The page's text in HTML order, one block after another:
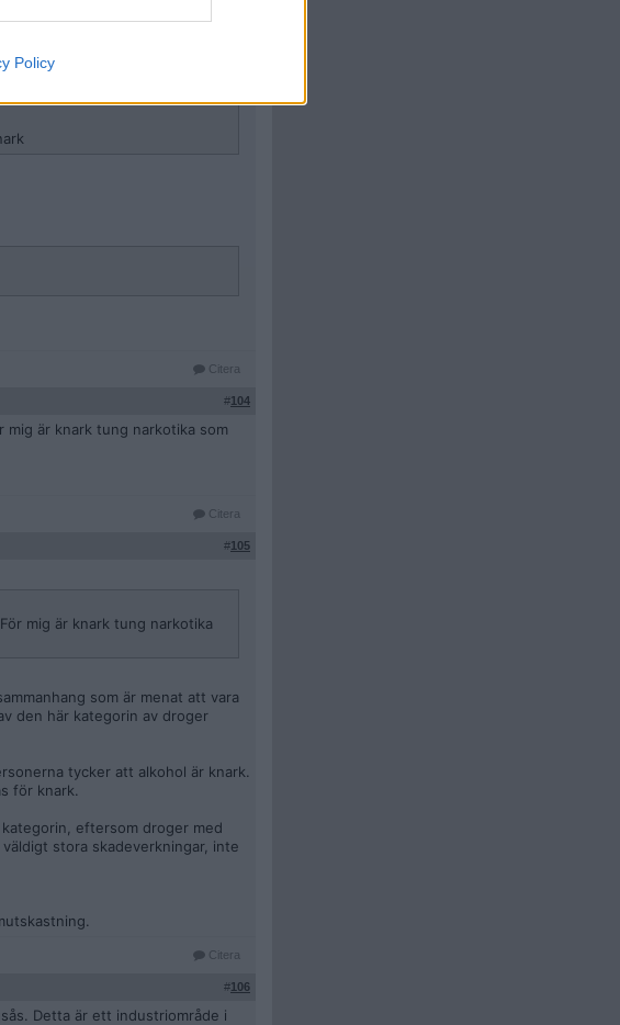
Policy
Citera
#104
mig är knark tung narkotika som
Citera
#105
mig är knark tung narkotika
som är menat att vara
den här kategorin av droger
tycker att alkohol är knark.
för knark.
eftersom droger med
stora skadeverkningar, inte
Citera
#106
Detta är ett industriområde i